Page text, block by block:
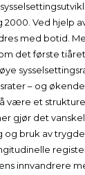
2000. Ved
med botid.
det første
– og
å være et
gjør det
og bruk av
innvandrere